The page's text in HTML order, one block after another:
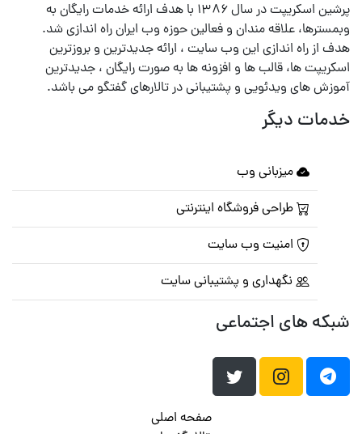
پرشین اسکریپت در سال ۱۳۸۶ با هدف ارائه خدمات رایگان به
وبمسترها، علاقه مندان و فعالین حوزه وب ایران راه اندازی شد.
هدف از راه اندازی این وب سایت ، ارائه جدیدترین و بروزترین
اسکریپت ها، قالب ها و افزونه ها به صورت رایگان ، جدیدترین
آموزش های ویدئویی و پشتیبانی در تالارهای گفتگو می باشد.
خدمات دیگر
میزبانی وب
طراحی فروشگاه اینترنتی
امنیت وب سایت
نگهداری و پشتیبانی سایت
شبکه های اجتماعی
صفحه اصلی